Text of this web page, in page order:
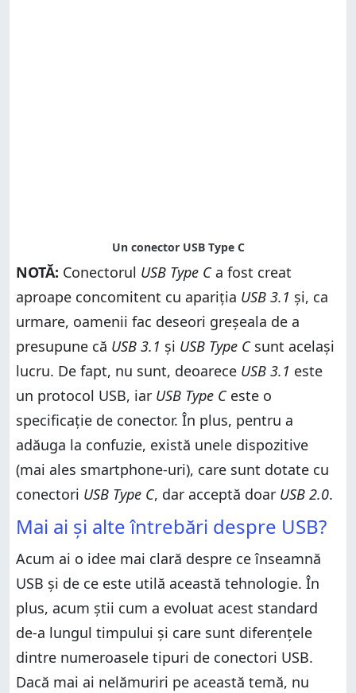
NOTĂ: Conectorul USB Type Ca fost creat
aproape concomitent cu apariția USB 3.1 și, ca
urmare, oamenii fac deseori greșeala de a
presupune că USB 3.1 și USB Type Csunt același
lucru. De fapt, nu sunt, deoarece USB 3.1 este
un protocol USB, iar USB Type Ceste o
specificație de conector. În plus, pentru a
adăuga la confuzie, există unele dispozitive
(mai ales smartphone-uri), care sunt dotate cu
conectori USB Type C, dar acceptă doar USB 2.0.
Mai ai și alte întrebări despre USB?
Acum ai o idee mai clară despre ce înseamnă
USB și de ce este utilă această tehnologie. În
plus, acum știi cum a evoluat acest standard
de-a lungul timpului și care sunt diferențele
dintre numeroasele tipuri de conectori USB.
Dacă mai ai nelămuriri pe această temă, nu